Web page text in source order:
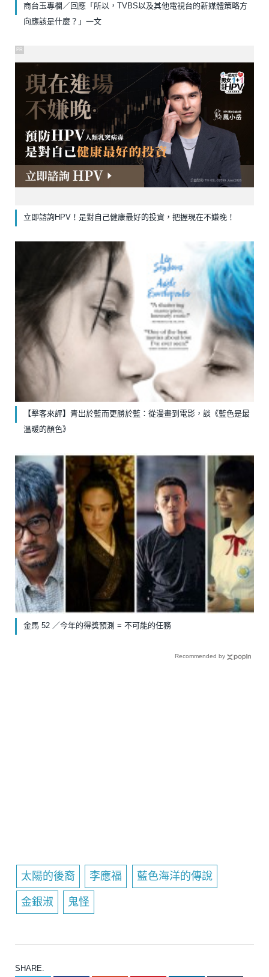
商台玉專欄／回應「所以，TVBS以及其他電視台的新媒體策略方
向應該是什麼？」一文
立即諮詢HPV！是對自己健康最好的投資，把握現在不嫌晚！
PR
【擊客來評】青出於藍而更勝於藍：從漫畫到電影，談《藍色是最
溫暖的顏色》
金馬 52 ／今年的得獎預測 = 不可能的任務
Recommended by
太陽的後裔 李應福 藍色海洋的傳說
金銀淑 鬼怪
SHARE.